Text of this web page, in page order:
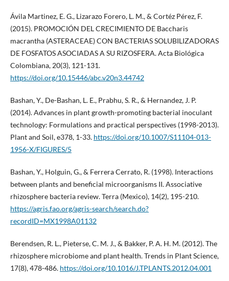
Ávila Martinez, E. G., Lizarazo Forero, L. M., & Cortéz Pérez, F.
(2015). PROMOCIÓN DEL CRECIMIENTO DE Baccharis
macrantha (ASTERACEAE) CON BACTERIAS SOLUBILIZADORAS
DE FOSFATOS ASOCIADAS A SU RIZOSFERA. Acta Biológica
Colombiana, 20(3), 121-131.
https://doi.org/10.15446/abc.v20n3.44742
Bashan, Y., De-Bashan, L. E., Prabhu, S. R., & Hernandez, J. P.
(2014). Advances in plant growth-promoting bacterial inoculant
technology: Formulations and practical perspectives (1998-2013).
Plant and Soil, e378, 1-33. https://doi.org/10.1007/S11104-013-
1956-X/FIGURES/5
Bashan, Y., Holguin, G., & Ferrera Cerrato, R. (1998). Interactions
between plants and beneficial microorganisms II. Associative
rhizosphere bacteria review. Terra (Mexico), 14(2), 195-210.
https://agris.fao.org/agris-search/search.do?
recordID=MX1998A01132
Berendsen, R. L., Pieterse, C. M. J., & Bakker, P. A. H. M. (2012). The
rhizosphere microbiome and plant health. Trends in Plant Science,
17(8), 478-486. https://doi.org/10.1016/J.TPLANTS.2012.04.001